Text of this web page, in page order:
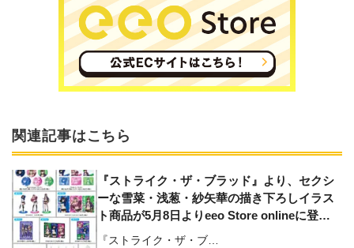
関連記事はこちら
『ストライク・ザ・ブラッド』より、セクシ
ーな雪菜・浅葱・紗矢華の描き下ろしイラス
ト商品が5月8日よりeeo Store onlineに登
場！
『ストライク・ザ・ブ…